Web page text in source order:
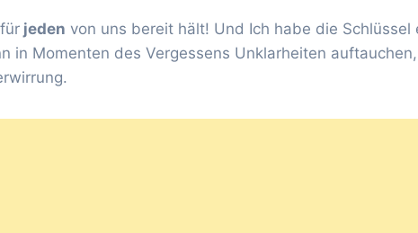
jeden von uns bereit hält! Und Ich habe die Schlüssel
in Momenten des Vergessens Unklarheiten